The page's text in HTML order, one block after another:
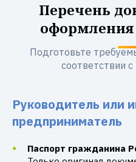
Перечень
оформления
Подготовьте
соответствии
Руководитель или
предприниматель
Паспорт гражданина